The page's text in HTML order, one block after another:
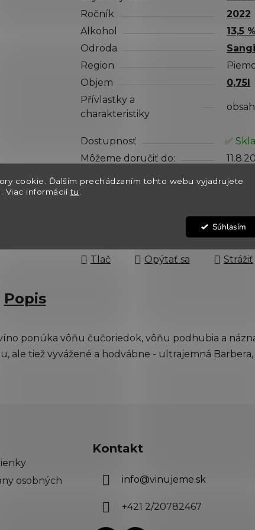
cookie. Ďalším prechádzaním tohto webu vyjadrujete
Viac informáciítu
Súhlasím
hviezdičiek.
Ročník
2022
Alkohol
13,5 %
Odroda
Region
Objem
0,75l
Přívlastky a
charakteristiky
Dostupnosť ✅
Môžeme doručiť do:
Kód:
150055
Tlač Opýtať sa Strážiť
Popis
ponúka vôňu čučoriedok, vôňu podhubia a
ale tiež vyvážené a hodvábne - ultrajemná
osobných
Kontakt
info@vinujeme.sk
+421 2/20782467